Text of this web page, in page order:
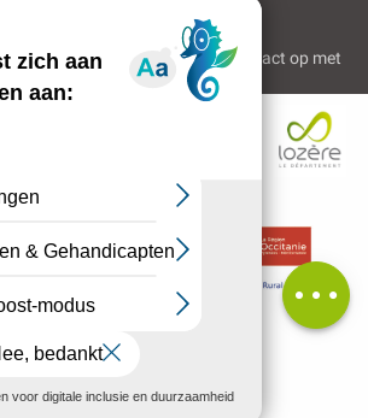
Reserveren
Diensten
per e-mail
Beoordelingen
Wie zijn wij? Neem contact op met